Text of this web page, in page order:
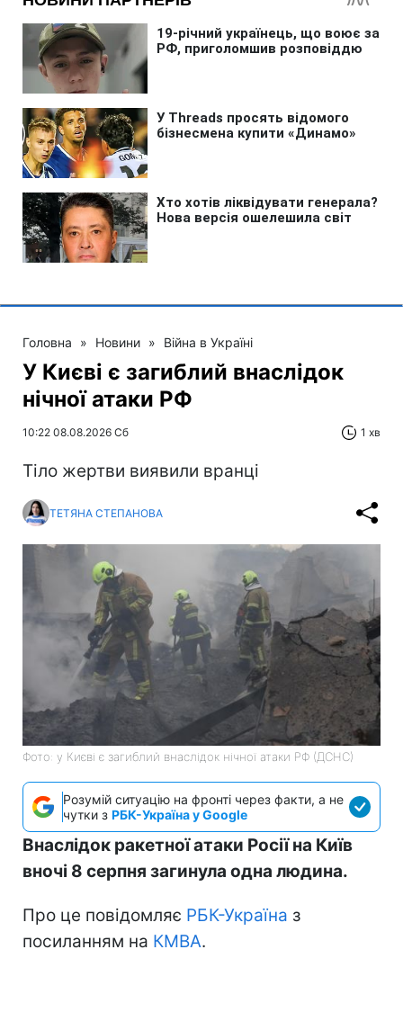
Головна » Новини » Війна в Україні
У Києві є загиблий внаслідок
нічної атаки РФ
10:22 08.08.2026 Сб 1 хв
Тіло жертви виявили вранці
ТЕТЯНА СТЕПАНОВА
Фото: у Києві є загиблий внаслідок нічної атаки РФ (ДСНС)
Розумій ситуацію на фронті через факти, а не
чутки з РБК-Україна у Google
Внаслідок ракетної атаки Росії на Київ
вночі 8 серпня загинула одна людина.
Про це повідомляє РБК-Україна з
посиланням на КМВА.